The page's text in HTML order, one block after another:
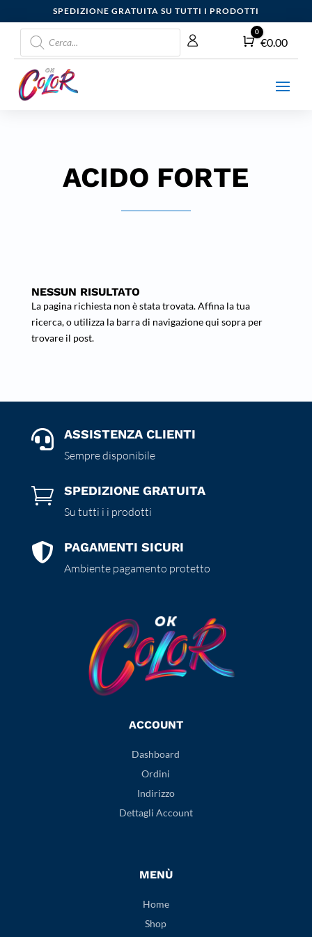
SPEDIZIONE GRATUITA SU TUTTI I PRODOTTI
Products
search
Carrello
0
€0.00
ACIDO FORTE
NESSUN RISULTATO
La pagina richiesta non è stata trovata. Affina la tua
ricerca, o utilizza la barra di navigazione qui sopra per
trovare il post.
 ASSISTENZA CLIENTI
Sempre disponibile
 SPEDIZIONE GRATUITA
Su tutti i i prodotti
 PAGAMENTI SICURI
Ambiente pagamento protetto
ACCOUNT
Dashboard
Ordini
Indirizzo
Dettagli Account
MENÙ
Home
Shop